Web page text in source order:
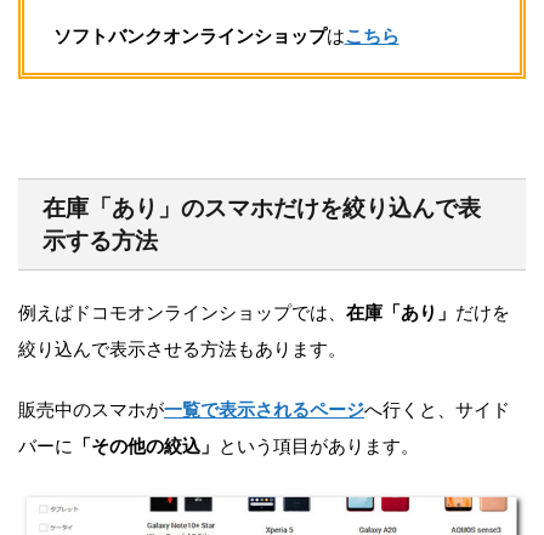
ソフトバンクオンラインショップはこちら
在庫「あり」のスマホだけを絞り込んで表
示する方法
例えばドコモオンラインショップでは、 在庫「あり」 だけを
絞り込んで表示させる方法もあります。
販売中のスマホが一覧で表示されるページへ行くと、サイド
バーに 「その他の絞込」 という項目があります。